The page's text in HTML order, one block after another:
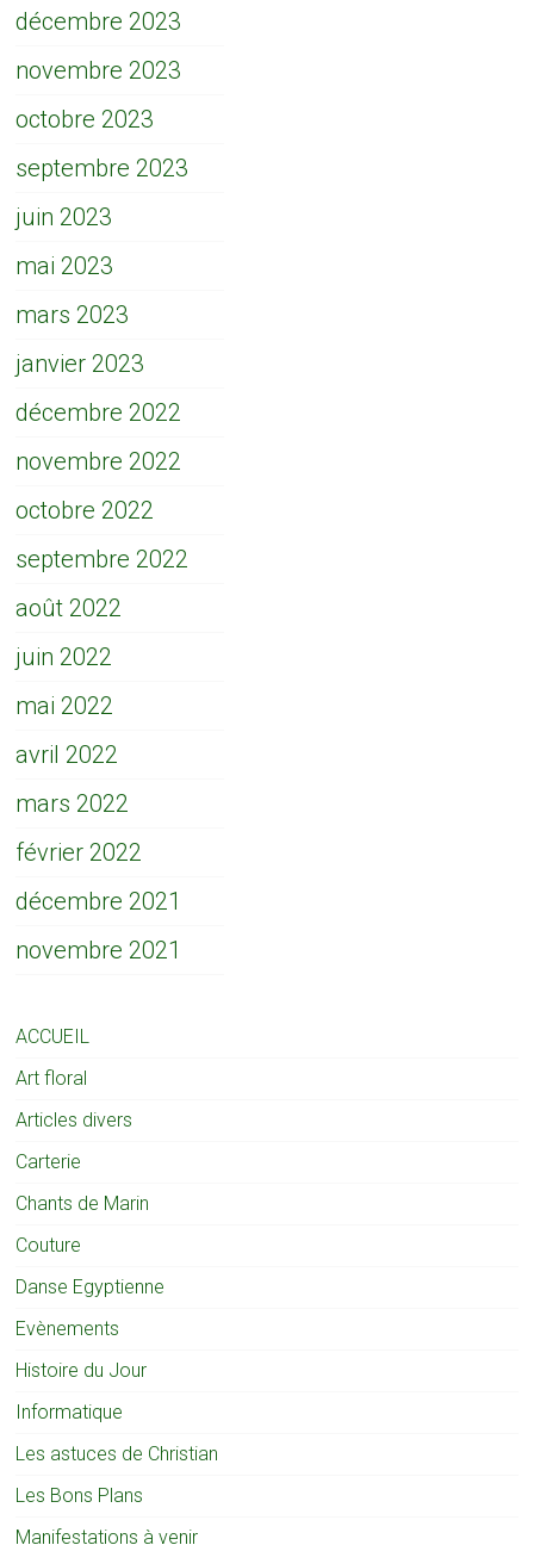
décembre 2023
novembre 2023
octobre 2023
septembre 2023
juin 2023
mai 2023
mars 2023
janvier 2023
décembre 2022
novembre 2022
octobre 2022
septembre 2022
août 2022
juin 2022
mai 2022
avril 2022
mars 2022
février 2022
décembre 2021
novembre 2021
ACCUEIL
Art floral
Articles divers
Carterie
Chants de Marin
Couture
Danse Egyptienne
Evènements
Histoire du Jour
Informatique
Les astuces de Christian
Les Bons Plans
Manifestations à venir